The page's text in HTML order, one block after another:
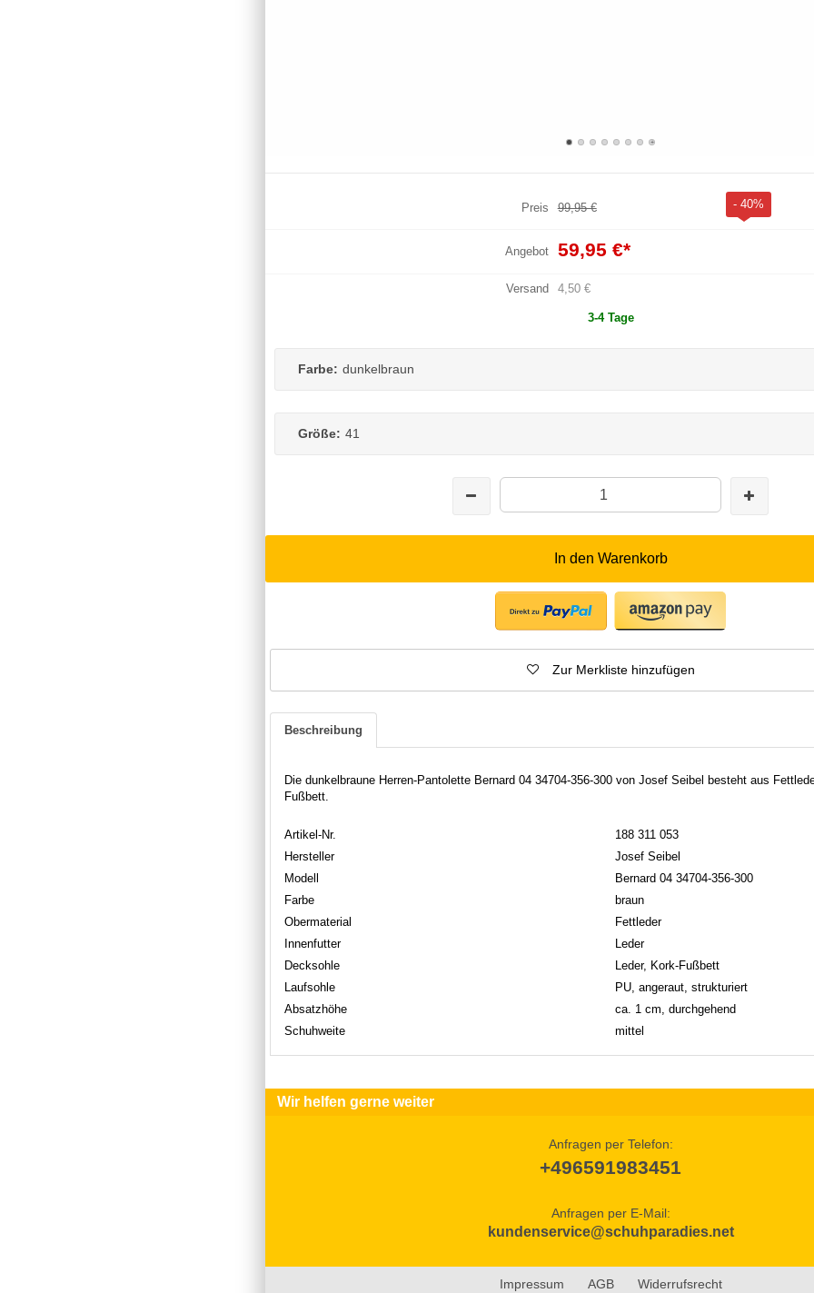
Preis 99,95 € - 40%
Angebot 59,95 €*
Versand 4,50 €
3-4 Tage
Farbe: dunkelbraun
Größe: 41
In den Warenkorb
Zur Merkliste hinzufügen
Beschreibung
Die dunkelbraune Herren-Pantolette Bernard 04 34704-356-300 von Josef Seibel besteht aus
Fußbett.
Artikel-Nr.
188 311 053
Hersteller
Josef Seibel
Modell
Bernard 04 34704-356-300
Farbe
braun
Obermaterial
Fettleder
Innenfutter
Leder
Decksohle
Leder, Kork-Fußbett
Laufsohle
PU, angeraut, strukturiert
Absatzhöhe
ca. 1 cm, durchgehend
Schuhweite
mittel
Wir helfen gerne weiter
Anfragen per Telefon:
+496591983451
Anfragen per E-Mail:
kundenservice@schuhparadies.net
Impressum AGB Widerrufsrecht